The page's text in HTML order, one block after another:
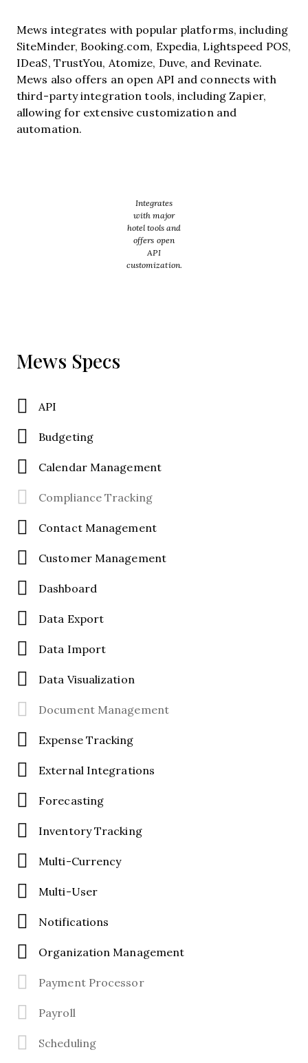
Mews integrates with popular platforms, including
SiteMinder, Booking.com, Expedia, Lightspeed POS,
IDeaS, TrustYou, Atomize, Duve, and Revinate.
Mews also offers an open API and connects with
third-party integration tools, including Zapier,
allowing for extensive customization and
automation.
Integrates
with major
hotel tools and
offers open
API
customization.
Mews Specs
API
Budgeting
Calendar Management
Compliance Tracking
Contact Management
Customer Management
Dashboard
Data Export
Data Import
Data Visualization
Document Management
Expense Tracking
External Integrations
Forecasting
Inventory Tracking
Multi-Currency
Multi-User
Notifications
Organization Management
Payment Processor
Payroll
Scheduling